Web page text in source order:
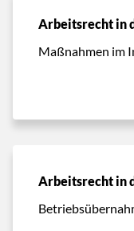
Arbeitsrecht in
Maßnahmen im
Arbeitsrecht in